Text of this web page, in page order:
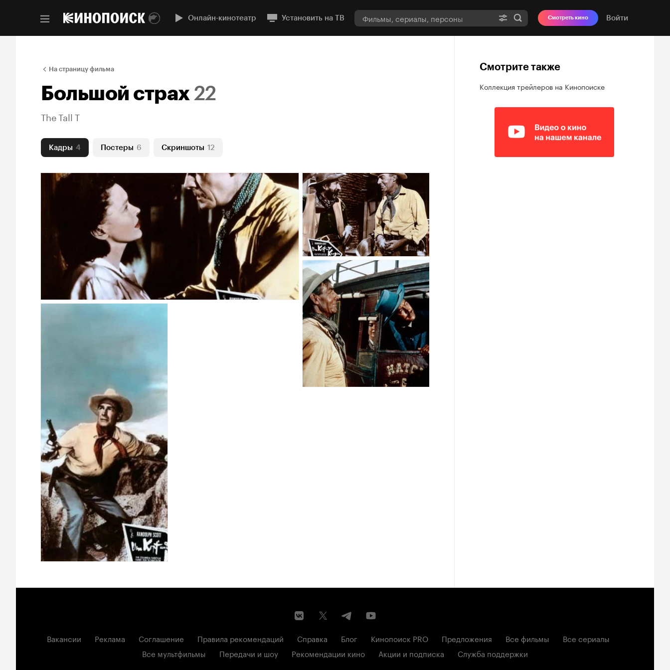
Онлайн-кинотеатр Установить на ТВ Смотреть кино Войти
На страницу фильма
Большой страх22
The Tall T
Кадры 4 Постеры 6 Скриншоты 12
Смотрите также
Коллекция трейлеров на Кинопоиске
Вакансии Реклама Соглашение Правила рекомендаций Справка Блог Кинопоиск PRO Предложения Все фильмы
Все сериалы
Все мультфильмы
Передачи и шоу Рекомендации кино Акции и подписка Служба поддержки